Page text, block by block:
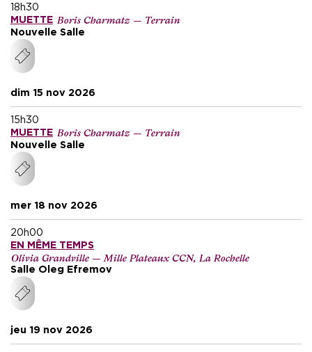
18h30
MUETTE Boris Charmatz — Terrain
Nouvelle Salle
dim 15 nov 2026
15h30
MUETTE Boris Charmatz — Terrain
Nouvelle Salle
mer 18 nov 2026
20h00
EN MÊME TEMPS
Olivia Grandville — Mille Plateaux CCN, La Rochelle
Salle Oleg Efremov
jeu 19 nov 2026